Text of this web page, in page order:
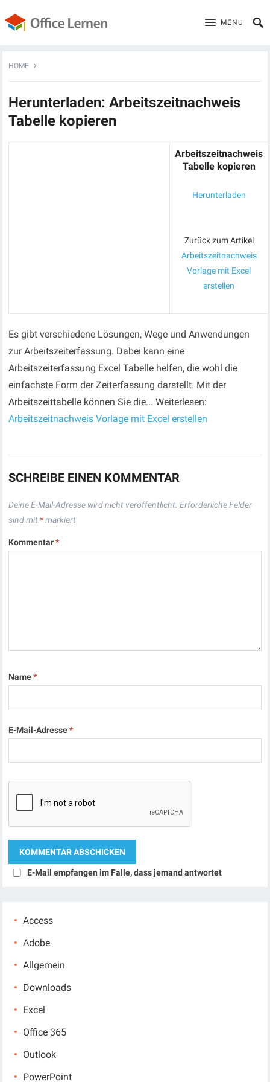
MENU
HOME
Herunterladen: Arbeitszeitnachweis
Tabelle kopieren
Arbeitszeitnachweis
Tabelle kopieren
Herunterladen
Zurück zum Artikel
Arbeitszeitnachweis
Vorlage mit Excel
erstellen
Es gibt verschiedene Lösungen, Wege und Anwendungen
zur Arbeitszeiterfassung. Dabei kann eine
Arbeitszeiterfassung Excel Tabelle helfen, die wohl die
einfachste Form der Zeiterfassung darstellt. Mit der
Arbeitszeittabelle können Sie die... Weiterlesen:
Arbeitszeitnachweis Vorlage mit Excel erstellen
SCHREIBE EINEN KOMMENTAR
Deine E-Mail-Adresse wird nicht veröffentlicht. Erforderliche Felder
sind mit *markiert
Kommentar*
Name*
E-Mail-Adresse*
E-Mail empfangen im Falle, dass jemand antwortet
Access
Adobe
Allgemein
Downloads
Excel
Office 365
Outlook
PowerPoint